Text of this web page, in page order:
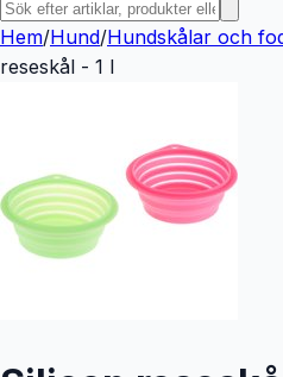
Hem/Hund/Hundskålar och
reseskål - 1 l